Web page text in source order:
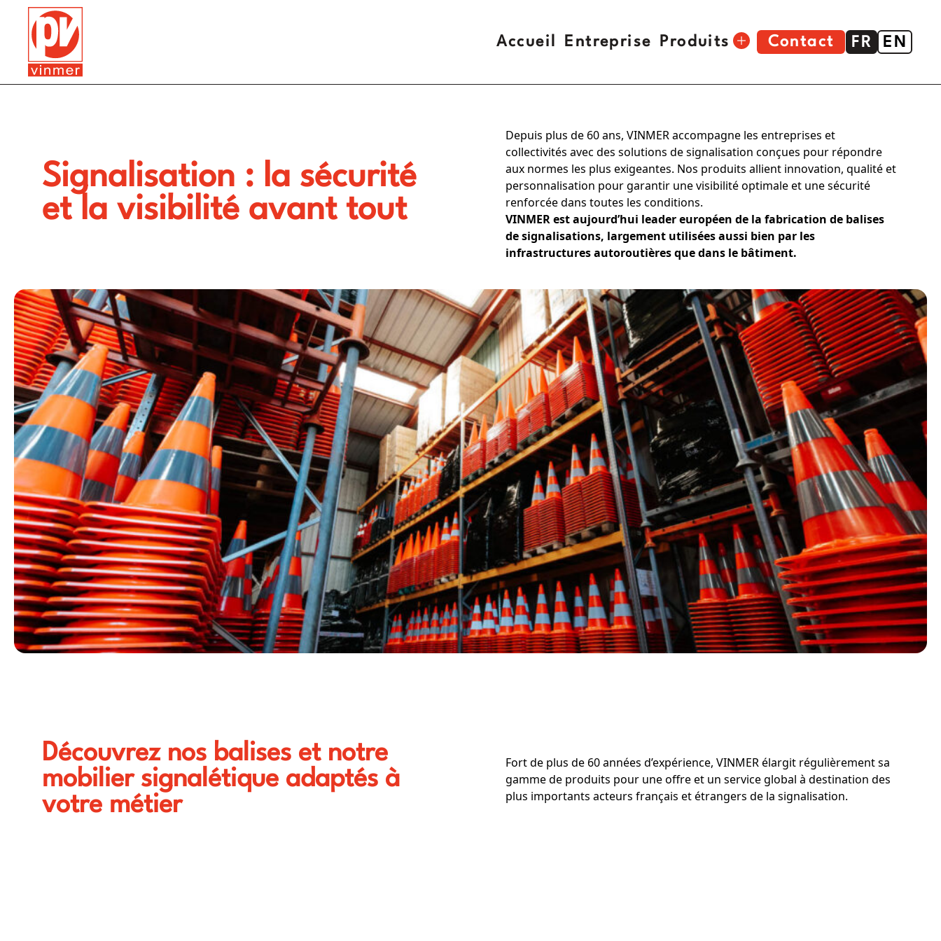
Accueil Entreprise Produits
Signalisation
Chevilles Crampon®
Agrafeuse
Boîte à outils
Pulverisateur
Contact FR EN
Signalisation : la sécurité
et la visibilité avant tout
Depuis plus de 60 ans, VINMER accompagne les entreprises et
collectivités avec des solutions de signalisation conçues pour répondre
aux normes les plus exigeantes. Nos produits allient innovation, qualité et
personnalisation pour garantir une visibilité optimale et une sécurité
renforcée dans toutes les conditions.
VINMER est aujourd’hui leader européen de la fabrication de balises
de signalisations, largement utilisées aussi bien par les
infrastructures autoroutières que dans le bâtiment.
Découvrez nos balises et notre
mobilier signalétique adaptés à
votre métier
Fort de plus de 60 années d’expérience, VINMER élargit régulièrement sa
gamme de produits pour une offre et un service global à destination des
plus importants acteurs français et étrangers de la signalisation.